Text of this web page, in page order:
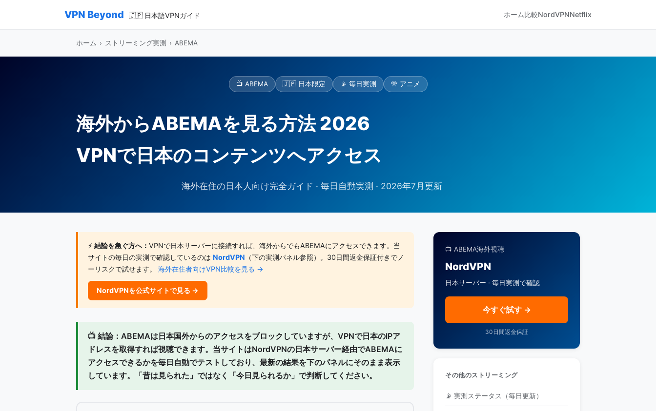
VPN Beyond 🇯🇵 日本語VPNガイド ホーム比較NordVPNNetflix
ホーム › ストリーミング実測 › ABEMA
📺 ABEMA 🇯🇵 日本限定 📡 毎日実測 🎌 アニメ
海外からABEMAを見る方法 2026
VPNで日本のコンテンツへアクセス
海外在住の日本人向け完全ガイド · 毎日自動実測 · 2026年7月更新
⚡ 結論を急ぐ方へ： VPNで日本サーバーに接続すれば、海外からでもABEMAにアクセスできます。当
サイトの毎日の実測で確認しているのは NordVPN （下の実測パネル参照）。30日間返金保証付きでノ
ーリスクで試せます。 海外在住者向けVPN比較を見る →
NordVPNを公式サイトで見る →
📺 結論： ABEMAは日本国外からのアクセスをブロックしていますが、VPNで日本のIPア
ドレスを取得すれば視聴できます。当サイトはNordVPNの日本サーバー経由でABEMAに
アクセスできるかを毎日自動でテスト しており、最新の結果を下のパネルにそのまま表示
しています。「昔は見られた」ではなく「今日見られるか」で判断してください。
📺 ABEMA海外視聴
NordVPN
日本サーバー · 毎日実測で確認
今すぐ試す →
30日間返金保証
その他のストリーミング
📡 実測ステータス（毎日更新）